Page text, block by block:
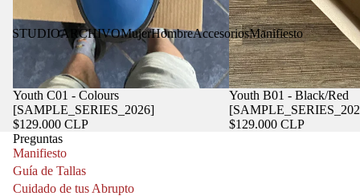
STUDIOARCHIVOMujerHombreAccesoriosManifiesto
Youth C01 - Colours
[SAMPLE_SERIES_2026]
$129.000 CLP
Youth B01 - Black/Red
$129.000 CLP
Preguntas
Manifiesto
Guía de Tallas
Cuidado de tus Abrupto